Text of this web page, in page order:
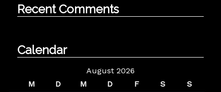
Recent Comments
Calendar
August 2026
M
D M D F S
S